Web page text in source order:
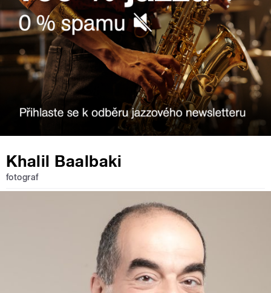
Khalil Baalbaki
fotograf